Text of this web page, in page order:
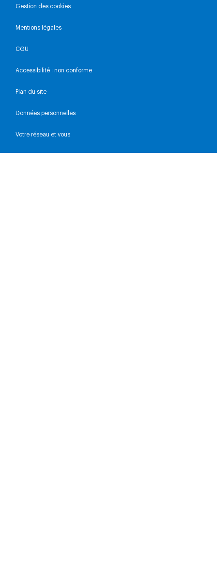
Gestion des cookies
Mentions légales
CGU
Accessibilité : non conforme
Plan du site
Données personnelles
Votre réseau et vous